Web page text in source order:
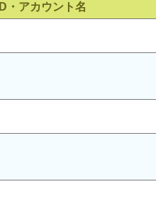
ID・アカウント名